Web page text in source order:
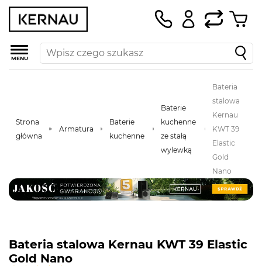
MENU
Strona
główna
Armatura
Baterie
kuchenne
Baterie
kuchenne
ze stałą
wylewką
Bateria
stalowa
Kernau
KWT 39
Elastic
Gold
Nano
Bateria stalowa Kernau KWT 39 Elastic
Gold Nano